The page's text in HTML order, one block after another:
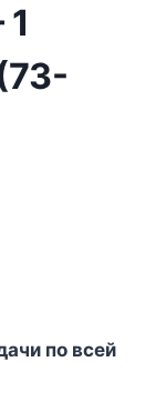
по всей